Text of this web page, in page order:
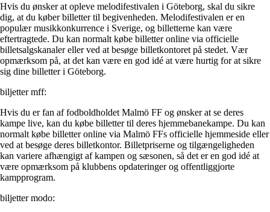
Hvis du ønsker at opleve melodifestivalen i Göteborg, skal du sikre
dig, at du køber billetter til begivenheden. Melodifestivalen er en
populær musikkonkurrence i Sverige, og billetterne kan være
eftertragtede. Du kan normalt købe billetter online via officielle
billetsalgskanaler eller ved at besøge billetkontoret på stedet. Vær
opmærksom på, at det kan være en god idé at være hurtig for at sikre
sig dine billetter i Göteborg.
biljetter mff:
Hvis du er fan af fodboldholdet Malmö FF og ønsker at se deres
kampe live, kan du købe billetter til deres hjemmebanekampe. Du kan
normalt købe billetter online via Malmö FFs officielle hjemmeside eller
ved at besøge deres billetkontor. Billetpriserne og tilgængeligheden
kan variere afhængigt af kampen og sæsonen, så det er en god idé at
være opmærksom på klubbens opdateringer og offentliggjorte
kampprogram.
biljetter modo: